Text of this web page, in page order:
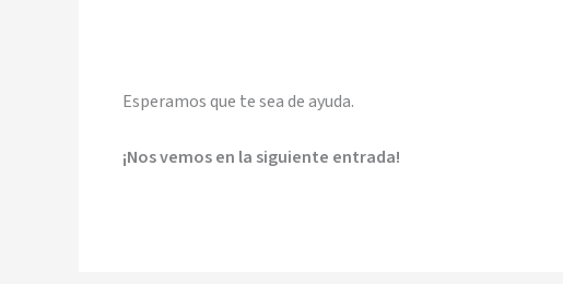
Esperamos que te sea de ayuda.
¡Nos vemos en la siguiente entrada!